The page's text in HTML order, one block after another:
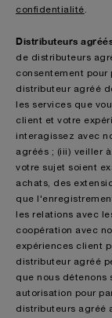
confidentialité
Distributeurs
de distributeurs
consentement pour
distributeur agréé
les services que
client et votre
interagissez avec
agréés ; (iii) veiller
votre sujet soient
achats, des
que
les relations avec
coopération avec
expériences client
distributeur agréé
que nous détenons
autorisation pour
distributeurs agréé